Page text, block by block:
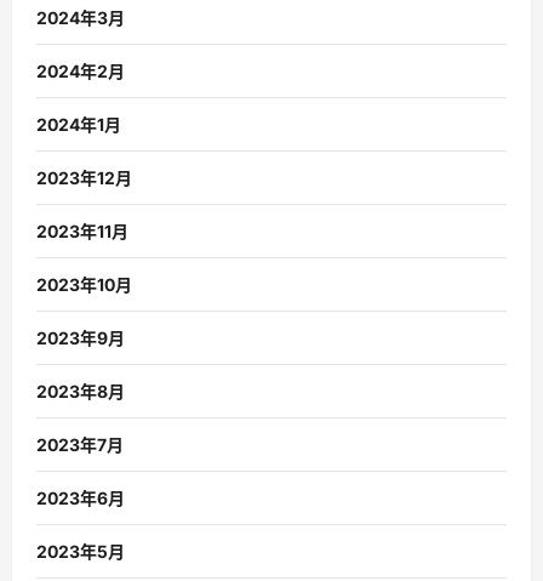
2024年3月
2024年2月
2024年1月
2023年12月
2023年11月
2023年10月
2023年9月
2023年8月
2023年7月
2023年6月
2023年5月